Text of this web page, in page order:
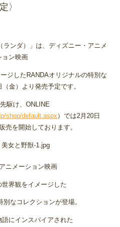
定〉
ランダ）」は、ディズニー・アニメ
ョン映画
ジしたRANDAオリジナルの特別な
金）より発売予定です。
駆け、ONLINE
shop/default.aspx ）では2月20日
売を開始しております。
ニメーション映画
世界観をイメージした
なコレクションが登場。
にインスパイアされた